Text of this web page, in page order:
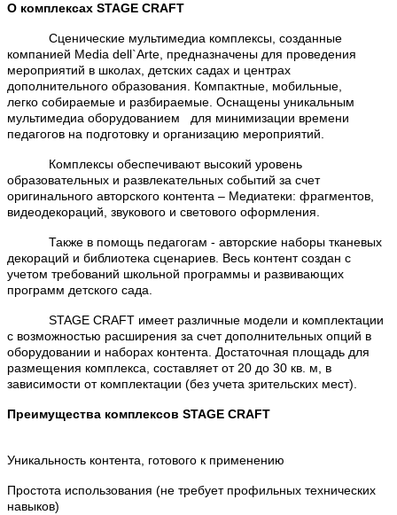
О комплексах STAGE CRAFT
Сценические мультимедиа комплексы, созданные
компанией Media dell`Arte, предназначены для проведения
мероприятий в школах, детских садах и центрах
дополнительного образования. Компактные, мобильные,
легко собираемые и разбираемые. Оснащены уникальным
мультимедиа оборудованием
для минимизации времени
педагогов на подготовку и организацию мероприятий.
Комплексы обеспечивают высокий уровень
образовательных и развлекательных событий за счет
оригинального авторского контента – Медиатеки: фрагментов,
видеодекораций, звукового и светового оформления.
Также в помощь педагогам - авторские наборы тканевых
декораций и библиотека сценариев. Весь контент создан с
учетом требований школьной программы и развивающих
программ детского сада.
STAGE CRAFT имеет различные модели и комплектации
с возможностью расширения за счет дополнительных опций в
оборудовании и наборах контента. Достаточная площадь для
размещения комплекса, составляет от 20 до 30 кв. м, в
зависимости от комплектации (без учета зрительских мест).
Преимущества комплексов STAGE CRAFT
Уникальность контента, готового к применению
Простота использования (не требует профильных технических
навыков)